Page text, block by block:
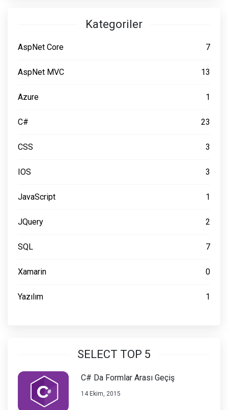
Kategoriler
AspNet Core 7
AspNet MVC 13
Azure 1
C# 23
CSS 3
IOS 3
JavaScript 1
JQuery 2
SQL 7
Xamarin 0
Yazılım 1
SELECT TOP 5
C# Da Formlar Arası Geçiş
14 Ekim, 2015